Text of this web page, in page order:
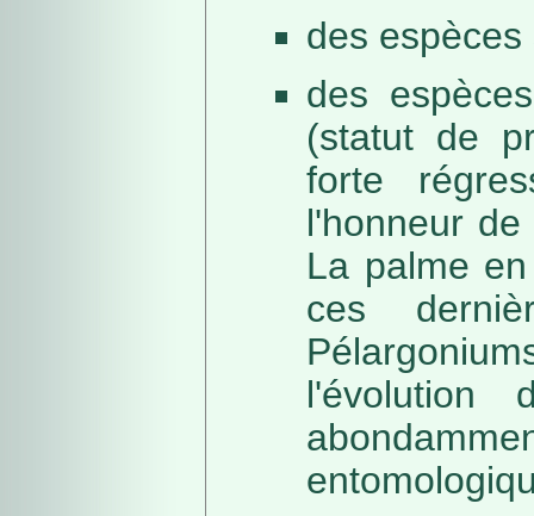
des
des
(statut de
forte
l'honneur
La palme
ces
l'évolution